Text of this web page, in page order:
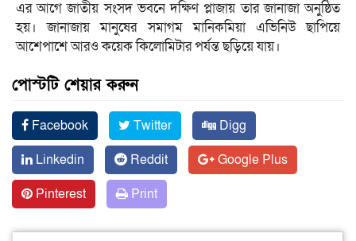
এর আগে জাতীয় সংসদ ভবনে দক্ষিণ প্লাজায় তার জানাজা অনুষ্ঠিত
হয়। জানাজায় মানুষের সমাগম মানিকমিয়া এভিনিউ ছাপিয়ে
আশেপাশে আরও কয়েক কিলোমিটার পর্যন্ত ছড়িয়ে যায়।
পোস্টটি শেয়ার করুন
Facebook Twitter
Digg
Linkedin
Reddit
Google Plus
Pinterest
Print